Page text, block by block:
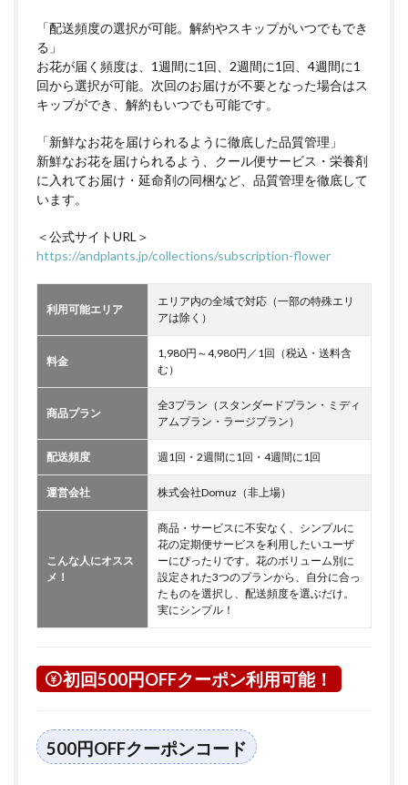
「配送頻度の選択が可能。解約やスキップがいつでもでき
る」
お花が届く頻度は、1週間に1回、2週間に1回、4週間に1
回から選択が可能。次回のお届けが不要となった場合はス
キップができ、解約もいつでも可能です。
「新鮮なお花を届けられるように徹底した品質管理」
新鮮なお花を届けられるよう、クール便サービス・栄養剤
に入れてお届け・延命剤の同梱など、品質管理を徹底して
います。
＜公式サイトURL＞
https://andplants.jp/collections/subscription-flower
利用可能エリア
エリア内の全域で対応（一部の特殊エリ
アは除く）
料金
1,980円～4,980円／1回（税込・送料含
む）
商品プラン
全3プラン（スタンダードプラン・ミディ
アムプラン・ラージプラン）
配送頻度 週1回・2週間に1回・4週間に1回
運営会社 株式会社Domuz（非上場）
こんな人にオスス
メ！
商品・サービスに不安なく、シンプルに
花の定期便サービスを利用したいユーザ
ーにぴったりです。花のボリューム別に
設定された3つのプランから、自分に合っ
たものを選択し、配送頻度を選ぶだけ。
実にシンプル！
初回500円OFFクーポン利用可能！
500円OFFクーポンコード